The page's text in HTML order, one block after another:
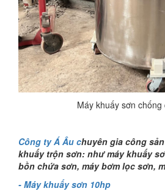
Máy khuấy sơn chống
Công ty Á Âu chuyên gia công
khuấy trộn sơn: như máy khuấy
bồn chứa sơn, máy bơm lọc sơn,
- Máy khuấy sơn 10hp